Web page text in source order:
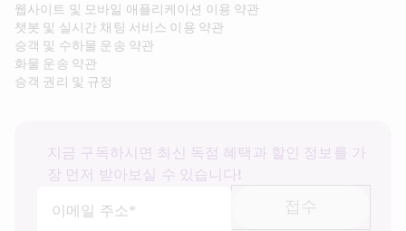
웹사이트 및 모바일 애플리케이션 이용 약관
챗봇 및 실시간 채팅 서비스 이용 약관
승객 및 수하물 운송 약관
화물 운송 약관
승객 권리 및 규정
지금 구독하시면 최신 독점 혜택과 할인 정보를 가
장 먼저 받아보실 수 있습니다!
이메일 주소*
접수